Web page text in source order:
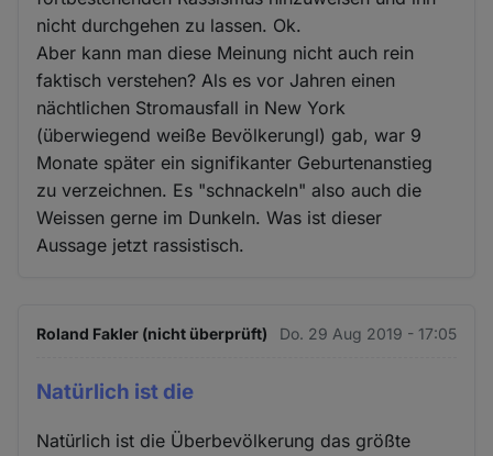
nicht durchgehen zu lassen. Ok.
Aber kann man diese Meinung nicht auch rein
faktisch verstehen? Als es vor Jahren einen
nächtlichen Stromausfall in New York
(überwiegend weiße Bevölkerungl) gab, war 9
Monate später ein signifikanter Geburtenanstieg
zu verzeichnen. Es "schnackeln" also auch die
Weissen gerne im Dunkeln. Was ist dieser
Aussage jetzt rassistisch.
Roland Fakler (nicht überprüft) Do. 29 Aug 2019 - 17:05
Natürlich ist die
Natürlich ist die Überbevölkerung das größte